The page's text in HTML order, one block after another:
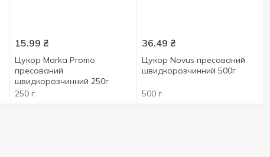
15.99 ₴
Цукор Marka Promo
пресований
швидкорозчинний 250г
250 г
36.49 ₴
Цукор Novus пресований
швидкорозчинний 500г
500 г